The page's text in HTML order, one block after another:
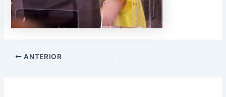
ANTERIOR